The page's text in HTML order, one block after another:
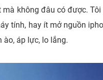
không đâu có được. Tôi
tính, hay ít mở nguồn
áp lực, lo lắng.